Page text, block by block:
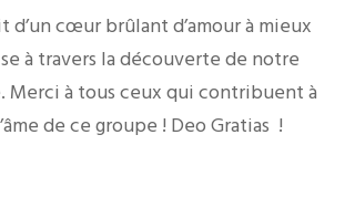
cœur brûlant d’amour à mieux
à travers la découverte de notre
Merci à tous ceux qui contribuent à
de ce groupe ! Deo Gratias !